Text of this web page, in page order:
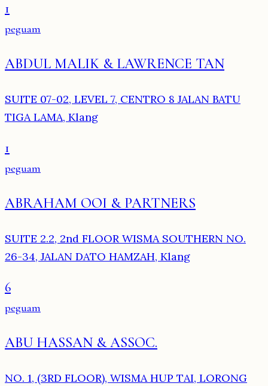
1
peguam
ABDUL MALIK & LAWRENCE TAN
SUITE 07-02, LEVEL 7, CENTRO 8 JALAN BATU
TIGA LAMA, Klang
1
peguam
ABRAHAM OOI & PARTNERS
SUITE 2.2, 2nd FLOOR WISMA SOUTHERN NO.
26-34, JALAN DATO HAMZAH, Klang
6
peguam
ABU HASSAN & ASSOC.
NO. 1, (3RD FLOOR), WISMA HUP TAI, LORONG